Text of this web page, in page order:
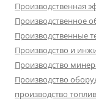
Производственная
Производственное
Производственные
Производство и
Производство
Производство
производство